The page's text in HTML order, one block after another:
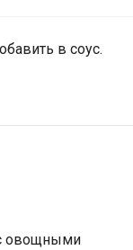
в соус.
овощными